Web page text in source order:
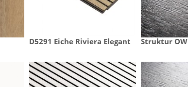
D5291 Eiche Riviera Elegant Struktur OW